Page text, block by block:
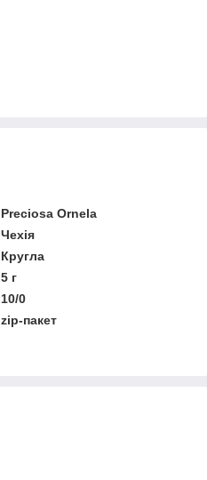
Preciosa Ornela
Чехія
Кругла
5 г
10/0
zip-пакет